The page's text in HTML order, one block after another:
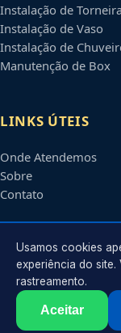
Instalação de Torneira
Instalação de Vaso
Instalação de
Manutenção de Box
LINKS ÚTEIS
Onde Atendemos
Sobre
Contato
CONTATO
Atendimento em
2026 Encanador em
Usamos cookies
experiência do
rastreamento.
Aceitar